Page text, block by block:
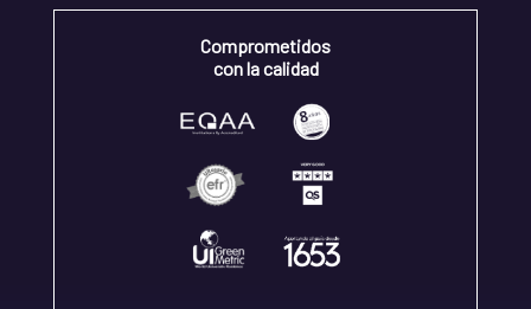
Comprometidos
con la calidad